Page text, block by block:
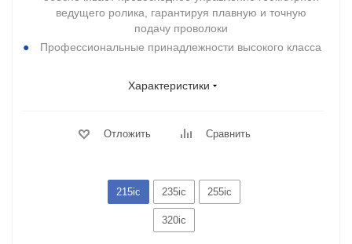
ведущего ролика, гарантируя плавную и точную
подачу проволоки
Профессиональные принадлежности высокого класса
Характеристики
Отложить Сравнить
215ic 235ic 255ic
320ic